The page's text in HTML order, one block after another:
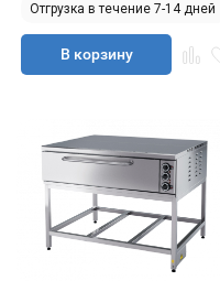
Отгрузка в течение 7-14 дней
В корзину